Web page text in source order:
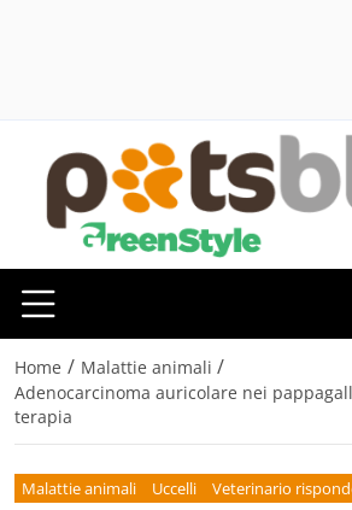
Home / Malattie animali /
Adenocarcinoma auricolare nei
terapia
Malattie animali Uccelli Veterinario